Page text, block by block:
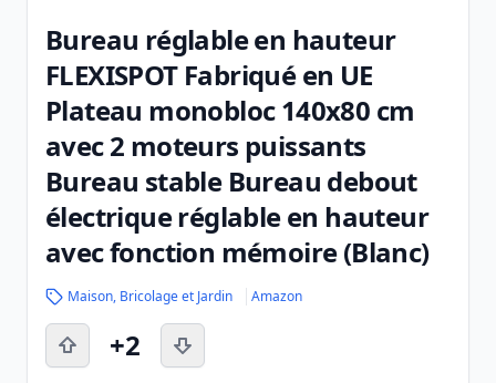
Bureau réglable en hauteur
FLEXISPOT Fabriqué en UE
Plateau monobloc 140x80 cm
avec 2 moteurs puissants
Bureau stable Bureau debout
électrique réglable en hauteur
avec fonction mémoire (Blanc)
Maison, Bricolage et Jardin Amazon
+2